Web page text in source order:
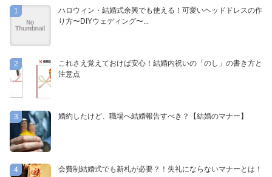
1
ハロウィン・結婚式余興でも使える！可愛いヘッドドレスの作
り方〜DIYウェディング〜...
2
これさえ覚えておけば安心！結婚内祝いの「のし」の書き方と
注意点
3 婚約したけど、職場へ結婚報告すべき？【結婚のマナー】
4 会費制結婚式でも新札が必要？！失礼にならないマナーとは！